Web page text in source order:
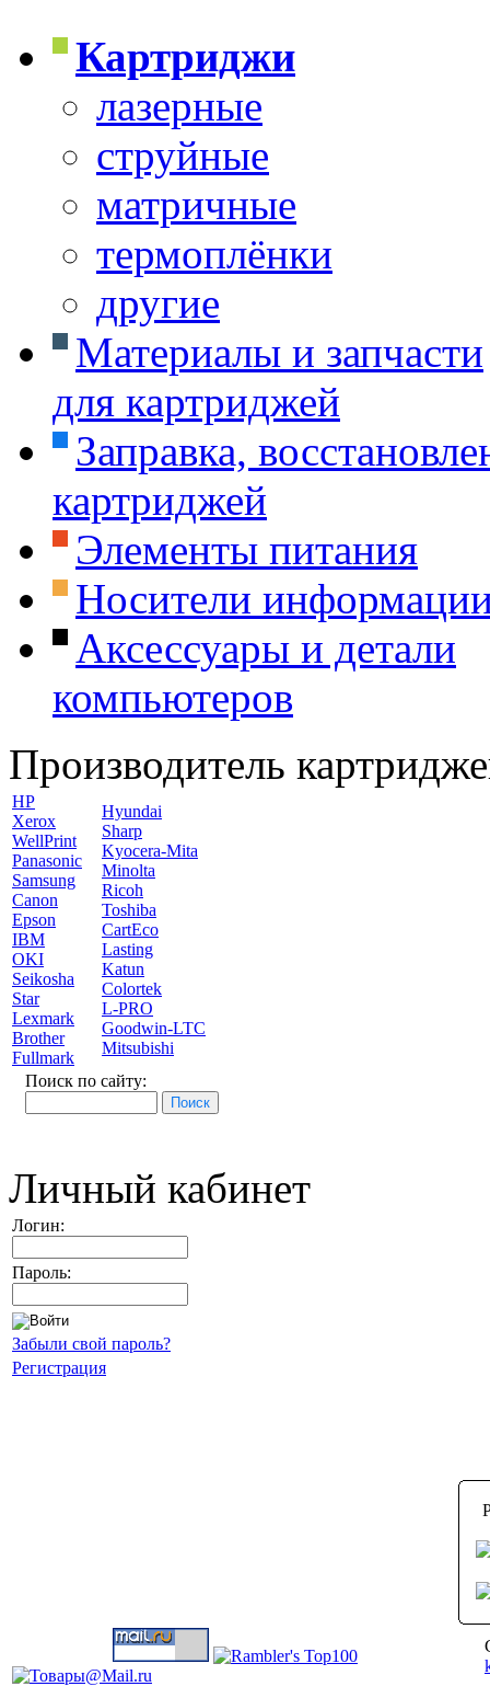
Картриджи
лазерные
струйные
матричные
термоплёнки
другие
Материалы и запчасти
для картриджей
Заправка,
картриджей
Элементы питания
Носители
Аксессуары и детали
компьютеров
Производитель
HP
Xerox
WellPrint
Panasonic
Samsung
Canon
Epson
IBM
OKI
Seikosha
Star
Lexmark
Brother
Fullmark
Hyundai
Sharp
Kyocera-Mita
Minolta
Ricoh
Toshiba
CartEco
Lasting
Katun
Colortek
L-PRO
Goodwin-LTC
Mitsubishi
Поиск по сайту:
Личный кабинет
Логин:
Пароль:
Забыли свой пароль?
Регистрация